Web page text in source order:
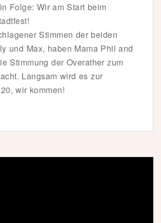
Folge: Wir am Start beim
Stimmen der beiden
und Max, haben Mama Phil and
Stimmung der Overather zum
Langsam wird es zur
wir kommen!